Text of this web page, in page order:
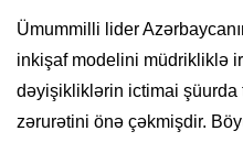
Ümummilli lider
inkişaf modelini müdrikliklə
dəyişikliklərin ictimai şüurda
zərurətini önə çəkmişdir.